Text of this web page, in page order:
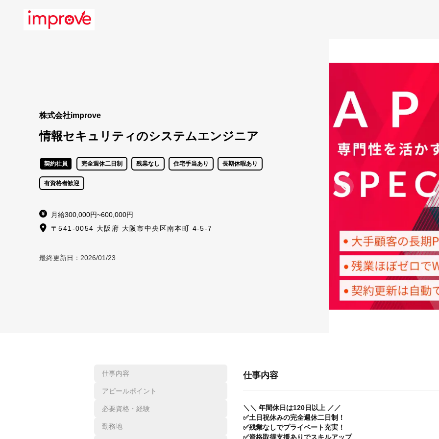
株式会社improve
情報セキュリティのシステムエンジニア
契約社員 完全週休二日制 残業なし 住宅手当あり 長期休暇あり
有資格者歓迎
月給300,000円~600,000円
〒541-0054 大阪府 大阪市中央区南本町 4-5-7
最終更新日： 2026/01/23
仕事内容
アピールポイント
必要資格・経験
勤務地
仕事内容
＼＼ 年間休日は120日以上 ／／
✅土日祝休みの完全週休二日制！
✅残業なしでプライベート充実！
✅資格取得支援ありでスキルアップ